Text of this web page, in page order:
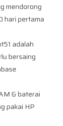
mendorong
hari pertama
adalah
bersaing
& baterai
pakai HP